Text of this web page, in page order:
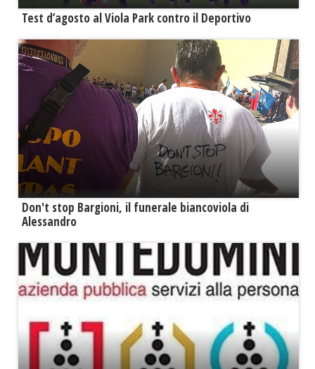
Test d’agosto al Viola Park contro il Deportivo
Don't stop Bargioni, il funerale biancoviola di
Alessandro